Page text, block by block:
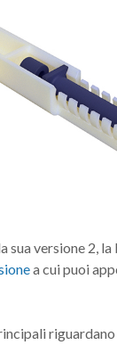
sua versione 2, la
a cui puoi
riguardano